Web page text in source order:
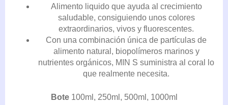
DESDE
19,36€
HASTA
62,99€
Alimento liquido que ayuda al crecimiento
saludable, consiguiendo unos colores
extraordinarios, vivos y fluorescentes.
Con una combinación única de partículas de
alimento natural, biopolímeros marinos y
nutrientes orgánicos, MIN S suministra al coral lo
que realmente necesita.
Bote100ml, 250ml, 500ml, 1000ml